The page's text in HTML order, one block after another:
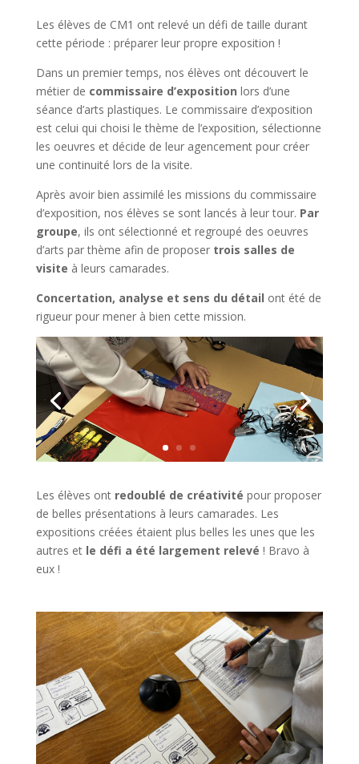
Les élèves de CM1 ont relevé un défi de taille durant
cette période : préparer leur propre exposition !
Dans un premier temps, nos élèves ont découvert le
métier de commissaire d’exposition lors d’une
séance d’arts plastiques. Le commissaire d’exposition
est celui qui choisi le thème de l’exposition, sélectionne
les oeuvres et décide de leur agencement pour créer
une continuité lors de la visite.
Après avoir bien assimilé les missions du commissaire
d’exposition, nos élèves se sont lancés à leur tour. Par
groupe, ils ont sélectionné et regroupé des oeuvres
d’arts par thème afin de proposer trois salles de
visite à leurs camarades.
Concertation, analyse et sens du détail ont été de
rigueur pour mener à bien cette mission.
Les élèves ont redoublé de créativité pour proposer
de belles présentations à leurs camarades. Les
expositions créées étaient plus belles les unes que les
autres etle défi a été largement relevé ! Bravo à
eux !